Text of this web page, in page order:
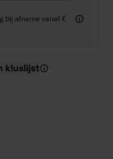
bij afname vanaf €
kluslijst